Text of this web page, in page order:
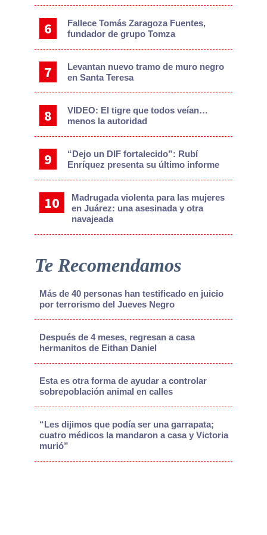
Fallece Tomás Zaragoza Fuentes,
fundador de grupo Tomza
Levantan nuevo tramo de muro negro
en Santa Teresa
VIDEO: El tigre que todos veían…
menos la autoridad
“Dejo un DIF fortalecido”: Rubí
Enríquez presenta su último informe
Madrugada violenta para las mujeres
en Juárez: una asesinada y otra
navajeada
Te Recomendamos
Más de 40 personas han testificado en juicio
por terrorismo del Jueves Negro
Después de 4 meses, regresan a casa
hermanitos de Eithan Daniel
Esta es otra forma de ayudar a controlar
sobrepoblación animal en calles
“Les dijimos que podía ser una garrapata;
cuatro médicos la mandaron a casa y Victoria
murió”